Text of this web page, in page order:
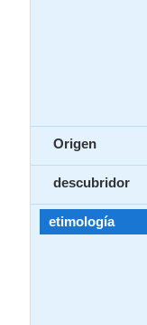
Origen
descubridor
etimología